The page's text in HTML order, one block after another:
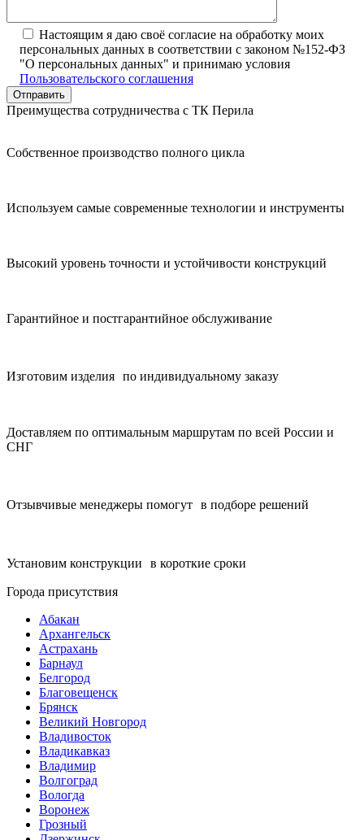
Настоящим я даю своё согласие на обработку моих
персональных данных в соответствии с законом №152-ФЗ
"О персональных данных" и принимаю условия
Пользовательского соглашения
Преимущества сотрудничества с ТК Перила
Собственное производство полного цикла
Используем самые современные технологии и инструменты
Высокий уровень точности и устойчивости конструкций
Гарантийное и постгарантийное обслуживание
Изготовим изделия по индивидуальному заказу
Доставляем по оптимальным маршрутам по всей России и
СНГ
Отзывчивые менеджеры помогут в подборе решений
Установим конструкции в короткие сроки
Города присутствия
Абакан
Архангельск
Астрахань
Барнаул
Белгород
Благовещенск
Брянск
Великий Новгород
Владивосток
Владикавказ
Владимир
Волгоград
Вологда
Воронеж
Грозный